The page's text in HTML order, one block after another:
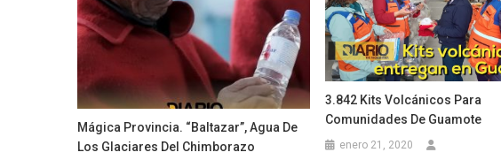
Mágica Provincia. “Baltazar”, Agua De
Los Glaciares Del Chimborazo
3.842 Kits Volcánicos Para
Comunidades De Guamote
enero 21, 2020